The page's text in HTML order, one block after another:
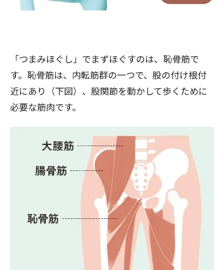
「つまみほぐし」でまずほぐすのは、恥骨筋で
す。恥骨筋は、内転筋群の一つで、股の付け根付
近にあり（下図）、股関節を動かして歩くために
必要な筋肉です。